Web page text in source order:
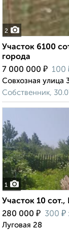
2
Участок 6100
города
7 000 000 ₽ 100
Совхозная улица
Собственник,
1
Участок 10
280 000 ₽ 300 ₽
Луговая 28